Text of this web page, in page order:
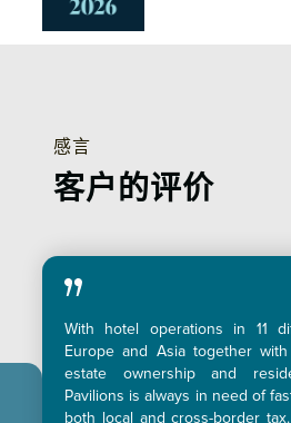
感言
客户的评价
With hotel operations in 11
Europe and Asia together
estate ownership and
Pavilions is always in need of
both local and cross-border